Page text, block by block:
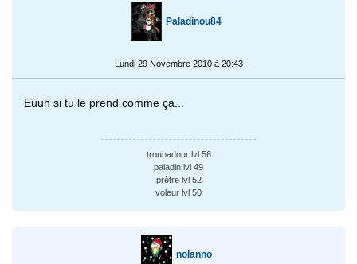
Paladinou84
Lundi 29 Novembre 2010 à 20:43
Euuh si tu le prend comme ça...
troubadour lvl 56
paladin lvl 49
prêtre lvl 52
voleur lvl 50
nolanno